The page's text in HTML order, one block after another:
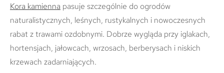
Kora kamienna pasuje szczególnie do ogrodów
naturalistycznych, leśnych, rustykalnych i nowoczesnych
rabat z trawami ozdobnymi. Dobrze wygląda przy iglakach,
hortensjach, jałowcach, wrzosach, berberysach i niskich
krzewach zadarniających.